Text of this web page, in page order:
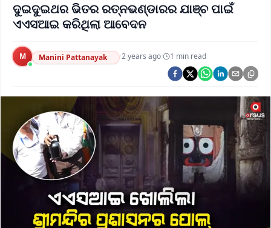
Argus Health Connect
Argus Swaad Odisha
Argus Chalo Dekhein Apna Desh
ଦୁଇଦୁଇଥର ଭିତର ରତ୍ନଭଣ୍ଡାରର ଯାଞ୍ଚ ପାଇଁ
ଏଏସଆଇ କରିଥିଲା ଆବେଦନ
M Manini Pattanayak ·2 years ago· 1 min read